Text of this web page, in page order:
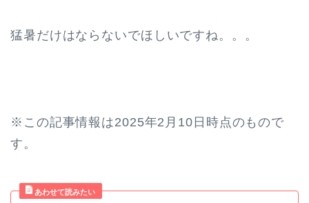
猛暑だけはならないでほしいですね。。。
※この記事情報は2025年2月10日時点のもので
す。